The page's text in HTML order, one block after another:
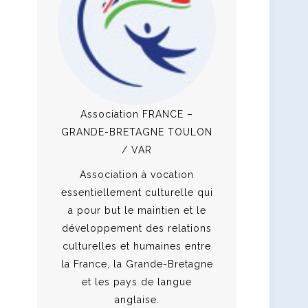
Association FRANCE –
GRANDE-BRETAGNE TOULON
/ VAR
Association à vocation
essentiellement culturelle qui
a pour but le maintien et le
développement des relations
culturelles et humaines entre
la France, la Grande-Bretagne
et les pays de langue
anglaise.